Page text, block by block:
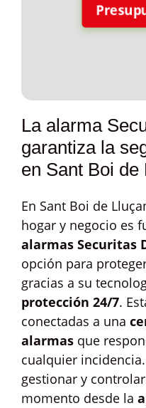
La alarma
garantiza la
en Sant Boi de
En Sant Boi de
hogar y negocio es
alarmas Securitas
opción para
gracias a su
protección 24/7.
conectadas a una
alarmas que
cualquier
gestionar y
momento desde la